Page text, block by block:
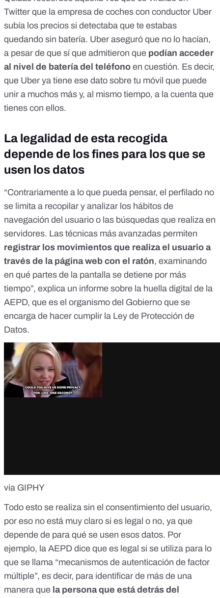
Twitter que la empresa de coches con conductor Uber
subía los precios si detectaba que te estabas
quedando sin batería. Uber aseguró que no lo hacían,
a pesar de que sí que admitieron que podían acceder
al nivel de batería del teléfono en cuestión. Es decir,
que Uber ya tiene ese dato sobre tu móvil que puede
unir a muchos más y, al mismo tiempo, a la cuenta que
tienes con ellos.
La legalidad de esta recogida
depende de los fines para los que se
usen los datos
“Contrariamente a lo que pueda pensar, el perfilado no
se limita a recopilar y analizar los hábitos de
navegación del usuario o las búsquedas que realiza en
servidores. Las técnicas más avanzadas permiten
registrar los movimientos que realiza el usuario a
través de la página web con el ratón, examinando
en qué partes de la pantalla se detiene por más
tiempo”, explica un informe sobre la huella digital de la
AEPD, que es el organismo del Gobierno que se
encarga de hacer cumplir la Ley de Protección de
Datos.
via GIPHY
Todo esto se realiza sin el consentimiento del usuario,
por eso no está muy claro si es legal o no, ya que
depende de para qué se usen esos datos. Por
ejemplo, la AEPD dice que es legal si se utiliza para lo
que se llama “mecanismos de autenticación de factor
múltiple”, es decir, para identificar de más de una
manera que la persona que está detrás del